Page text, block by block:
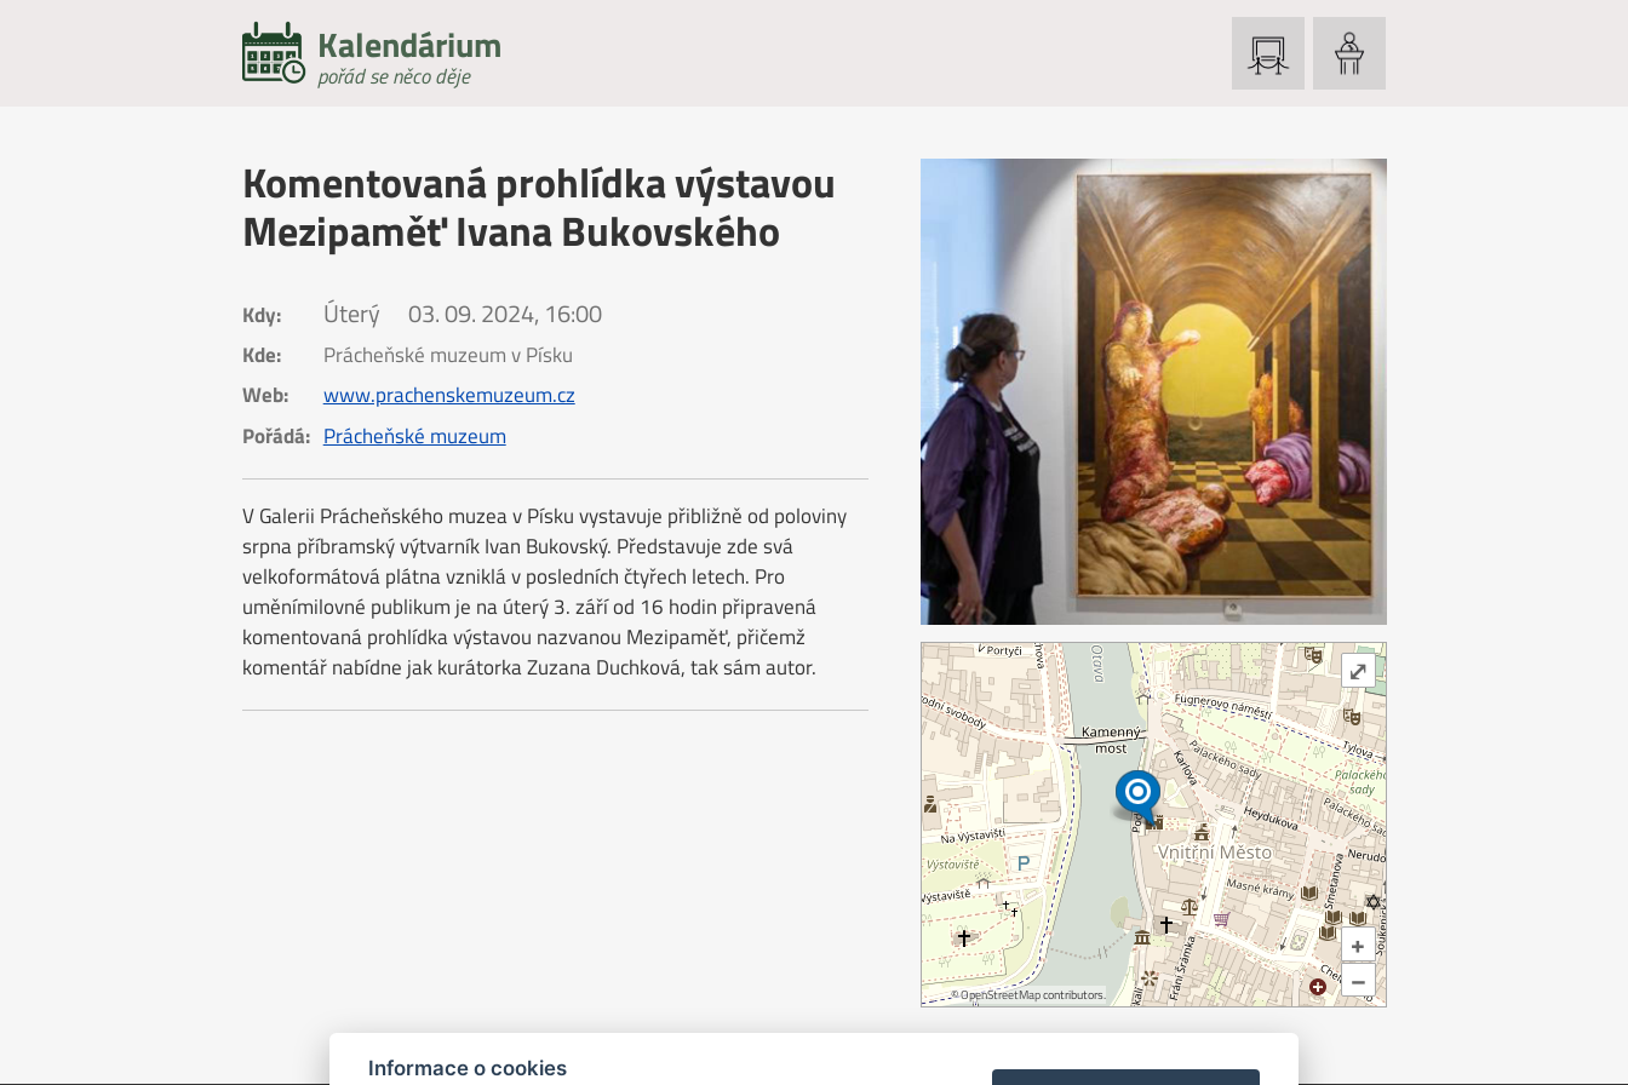
Kalendárium
pořád se něco děje
Komentovaná prohlídka výstavou
Mezipaměť Ivana Bukovského
Kdy: Úterý 03. 09. 2024, 16:00
Kde:
Prácheňské muzeum v Písku
Web:
www.prachenskemuzeum.cz
Pořádá: Prácheňské muzeum
V Galerii Prácheňského muzea v Písku vystavuje přibližně od poloviny
srpna příbramský výtvarník Ivan Bukovský. Představuje zde svá
velkoformátová plátna vzniklá v posledních čtyřech letech. Pro
uměnímilovné publikum je na úterý 3. září od 16 hodin připravená
komentovaná prohlídka výstavou nazvanou Mezipaměť, přičemž
komentář nabídne jak kurátorka Zuzana Duchková, tak sám autor.
+
–
©OpenStreetMapcontributors.
⤢
Informace o cookies